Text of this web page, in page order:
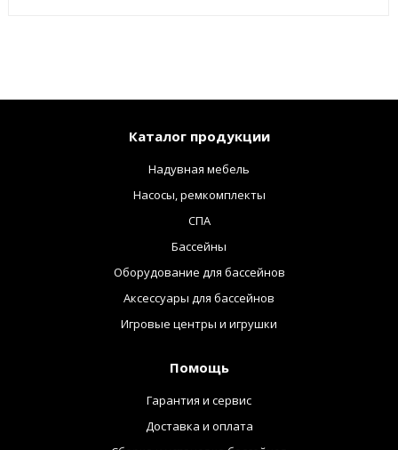
Каталог продукции
Надувная мебель
Насосы, ремкомплекты
СПА
Бассейны
Оборудование для бассейнов
Аксессуары для бассейнов
Игровые центры и игрушки
Помощь
Гарантия и сервис
Доставка и оплата